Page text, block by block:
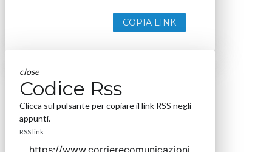
COPIA LINK
close
Codice Rss
Clicca sul pulsante per copiare il link RSS negli
appunti.
RSS link